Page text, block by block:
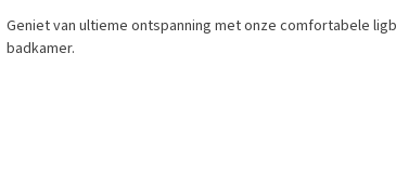
Geniet van ultieme ontspanning met onze comfortabele
badkamer.